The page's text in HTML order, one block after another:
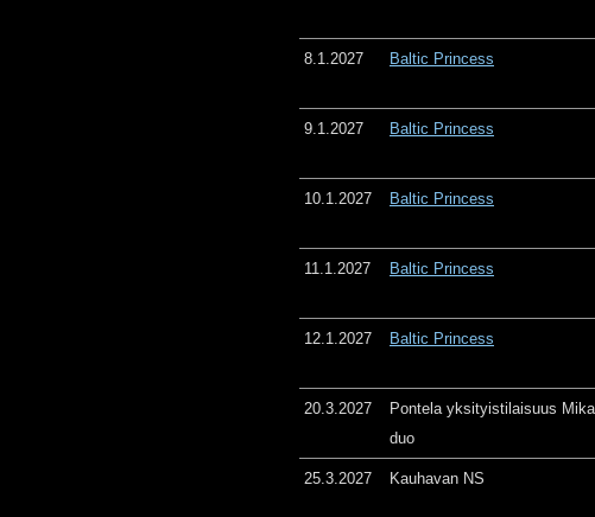
8.1.2027 Baltic Princess
9.1.2027 Baltic Princess
10.1.2027 Baltic Princess
11.1.2027 Baltic Princess
12.1.2027 Baltic Princess
20.3.2027
Pontela yksityistilaisuus
duo
25.3.2027 Kauhavan NS